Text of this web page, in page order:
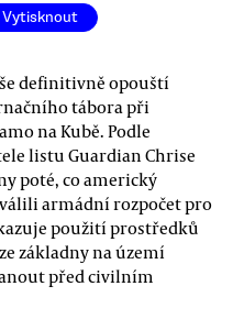
Vytisknout
definitivně opouští
tábora při
na Kubě. Podle
listu Guardian Chrise
poté, co americký
armádní rozpočet pro
použití prostředků
základny na území
před civilním